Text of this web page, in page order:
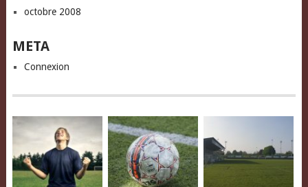
octobre 2008
META
Connexion